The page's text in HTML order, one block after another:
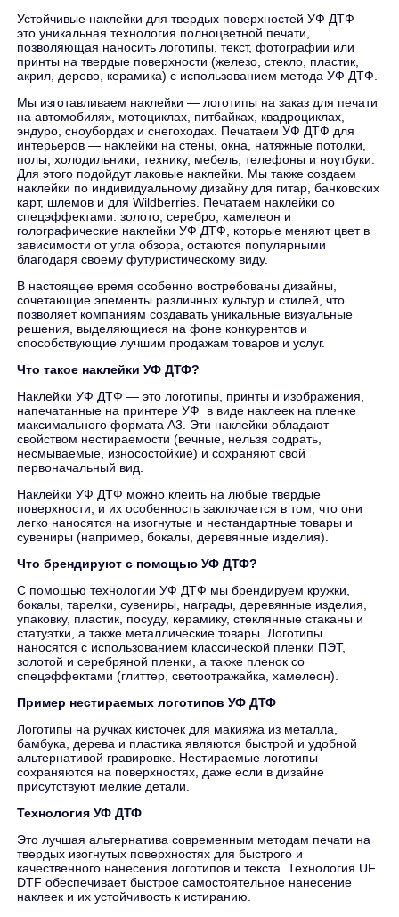
Устойчивые наклейки для твердых поверхностей УФ ДТФ —
это уникальная технология полноцветной печати,
позволяющая наносить логотипы, текст, фотографии или
принты на твердые поверхности (железо, стекло, пластик,
акрил, дерево, керамика) с использованием метода УФ ДТФ.
Мы изготавливаем наклейки — логотипы на заказ для печати
на автомобилях, мотоциклах, питбайках, квадроциклах,
эндуро, сноубордах и снегоходах. Печатаем УФ ДТФ для
интерьеров — наклейки на стены, окна, натяжные потолки,
полы, холодильники, технику, мебель, телефоны и ноутбуки.
Для этого подойдут лаковые наклейки. Мы также создаем
наклейки по индивидуальному дизайну для гитар, банковских
карт, шлемов и для Wildberries. Печатаем наклейки со
спецэффектами: золото, серебро, хамелеон и
голографические наклейки УФ ДТФ, которые меняют цвет в
зависимости от угла обзора, остаются популярными
благодаря своему футуристическому виду.
В настоящее время особенно востребованы дизайны,
сочетающие элементы различных культур и стилей, что
позволяет компаниям создавать уникальные визуальные
решения, выделяющиеся на фоне конкурентов и
способствующие лучшим продажам товаров и услуг.
Что такое наклейки УФ ДТФ?
Наклейки УФ ДТФ — это логотипы, принты и изображения,
напечатанные на принтере УФ в виде наклеек на пленке
максимального формата А3. Эти наклейки обладают
свойством нестираемости (вечные, нельзя содрать,
несмываемые, износостойкие) и сохраняют свой
первоначальный вид.
Наклейки УФ ДТФ можно клеить на любые твердые
поверхности, и их особенность заключается в том, что они
легко наносятся на изогнутые и нестандартные товары и
сувениры (например, бокалы, деревянные изделия).
Что брендируют с помощью УФ ДТФ?
С помощью технологии УФ ДТФ мы брендируем кружки,
бокалы, тарелки, сувениры, награды, деревянные изделия,
упаковку, пластик, посуду, керамику, стеклянные стаканы и
статуэтки, а также металлические товары. Логотипы
наносятся с использованием классической пленки ПЭТ,
золотой и серебряной пленки, а также пленок со
спецэффектами (глиттер, светоотражайка, хамелеон).
Пример нестираемых логотипов УФ ДТФ
Логотипы на ручках кисточек для макияжа из металла,
бамбука, дерева и пластика являются быстрой и удобной
альтернативой гравировке. Нестираемые логотипы
сохраняются на поверхностях, даже если в дизайне
присутствуют мелкие детали.
Технология УФ ДТФ
Это лучшая альтернатива современным методам печати на
твердых изогнутых поверхностях для быстрого и
качественного нанесения логотипов и текста. Технология UF
DTF обеспечивает быстрое самостоятельное нанесение
наклеек и их устойчивость к истиранию.